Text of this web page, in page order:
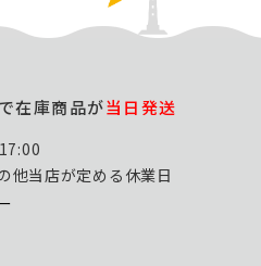
在庫商品が当日発送
他当店が定める休業日